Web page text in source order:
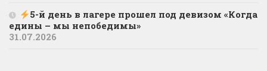
5-й день в лагере прошел под девизом «Когда
едины – мы непобедимы»
31.07.2026